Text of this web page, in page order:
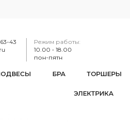
43
Режим работы:
10.00 - 18.00
пон-пятн
БРА ТОРШЕРЫ
ЭЛЕКТРИКА